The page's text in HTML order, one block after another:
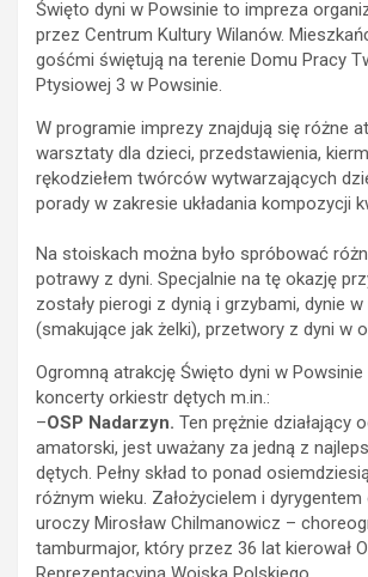
Święto dyni w Powsinie to impreza
przez Centrum Kultury Wilanów.
gośćmi świętują na terenie Domu Pracy
Ptysiowej 3 w Powsinie.
W programie imprezy znajdują się różne
warsztaty dla dzieci, przedstawienia,
rękodziełem twórców wytwarzających
porady w zakresie układania kompozycji
Na stoiskach można było spróbować
potrawy z dyni. Specjalnie na tę okazję
zostały pierogi z dynią i grzybami, dynie
(smakujące jak żelki), przetwory z dyni w
Ogromną atrakcję Święto dyni w Powsinie
koncerty orkiestr dętych m.in.:
–OSP Nadarzyn. Ten prężnie działający
amatorski, jest uważany za jedną z
dętych. Pełny skład to ponad
różnym wieku. Założycielem i
uroczy Mirosław Chilmanowicz –
tamburmajor, który przez 36 lat kierował